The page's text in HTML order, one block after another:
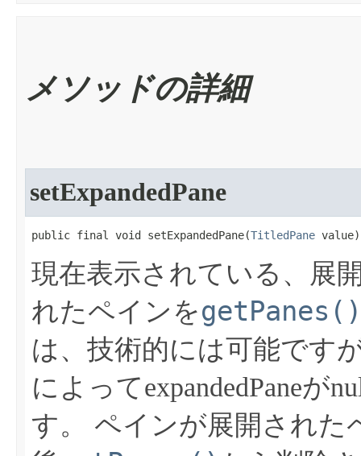
メソッドの詳細
setExpandedPane
public final void setExpandedPane​(TitledPane value)
現在表示されている、展
れたペインをgetPanes()
は、技術的には可能です
によってexpandedPaneが
す。
ペインが展開された